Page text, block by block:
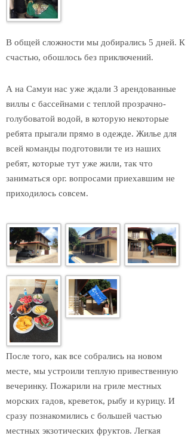
В общей сложности мы добирались 5 дней. К
счастью, обошлось без приключений.
А на Самуи нас уже ждали 3 арендованные
виллы с бассейнами с теплой прозрачно-
голубоватой водой, в которую некоторые
ребята прыгали прямо в одежде. Жилье для
всей команды подготовили те из наших
ребят, которые тут уже жили, так что
заниматься орг. вопросами приехавшим не
приходилось совсем.
После того, как все собрались на новом
месте, мы устроили теплую привественную
вечеринку. Пожарили на гриле местных
морских гадов, креветок, рыбу и курицу. И
сразу познакомились с большей частью
местных экзотических фруктов. Легкая